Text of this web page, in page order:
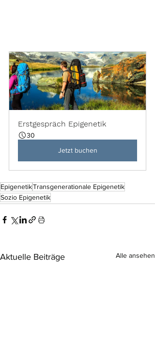
Erstgespräch Epigenetik
30
Jetzt buchen
EpigenetikTransgenerationale Epigenetik
Sozio Epigenetik
Aktuelle Beiträge Alle ansehen